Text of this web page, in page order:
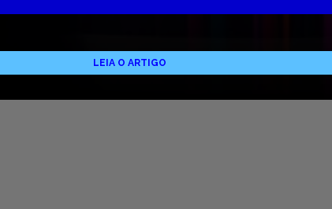
LEIA O ARTIGO